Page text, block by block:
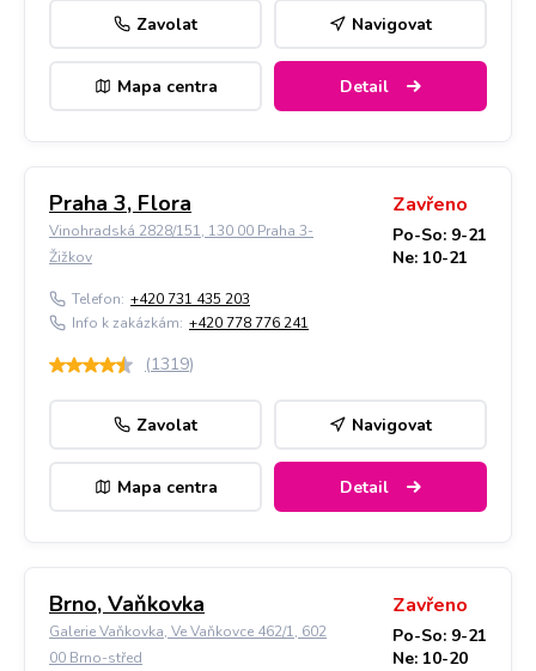
Zavolat Navigovat
Mapa centra Detail
Praha 3, Flora
Vinohradská 2828/151, 130 00 Praha 3-
Žižkov
Zavřeno
Po-So: 9-21
Ne: 10-21
Telefon: +420 731 435 203
Info k zakázkám: +420 778 776 241
(1319)
Zavolat Navigovat
Mapa centra Detail
Brno, Vaňkovka
Galerie Vaňkovka, Ve Vaňkovce 462/1, 602
00 Brno-střed
Zavřeno
Po-So: 9-21
Ne: 10-20